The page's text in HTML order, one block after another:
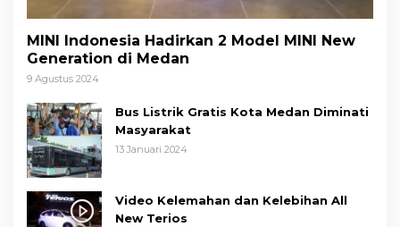
MINI Indonesia Hadirkan 2 Model MINI New
Generation di Medan
9 Agustus 2024
Bus Listrik Gratis Kota Medan Diminati
Masyarakat
13 Januari 2024
Video Kelemahan dan Kelebihan All
New Terios